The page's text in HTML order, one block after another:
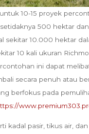
10-15 proyek
500 hektar
sekitar 10.000 hektar
10 kali ukuran
ini dapat
secara penuh atau
berfokus pada
kadal pasir, tikus air,